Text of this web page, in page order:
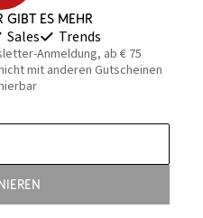
gibt es mehr
Sales Trends
Anmeldung, ab € 75
mit anderen Gutscheinen